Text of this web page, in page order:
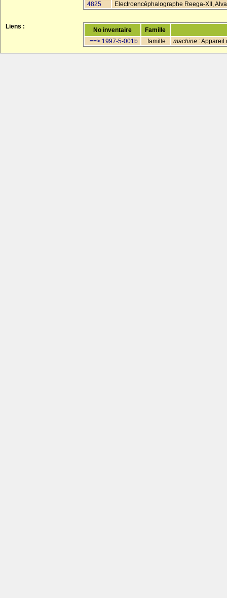
4825
Electroencéphalographe Reega-XII,
Liens : No inventaire
Famille
==> 1997-5-001b
famille machine : Appareil